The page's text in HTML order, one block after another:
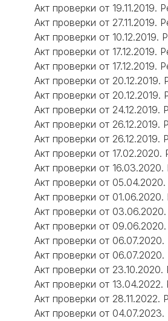
Акт проверки от 19.11.2019.
Акт проверки от 27.11.2019.
Акт проверки от 10.12.2019.
Акт проверки от 17.12.2019.
Акт проверки от 17.12.2019.
Акт проверки от
Акт проверки от
Акт проверки от
Акт проверки от
Акт проверки от
Акт проверки от
Акт проверки от
Акт проверки от
Акт проверки от
Акт проверки от
Акт проверки от
Акт проверки от
Акт проверки от
Акт проверки от
Акт проверки от
Акт проверки от
Акт проверки от